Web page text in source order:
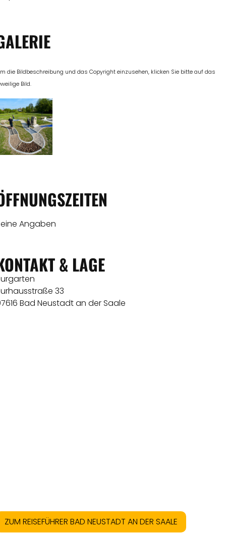
die Bildbeschreibung und das Copyright einzusehen, klicken Sie bitte auf das
Bild.
Angaben
& LAGE
33
Bad Neustadt an der Saale
ZUM REISEFÜHRER BAD NEUSTADT AN DER SAALE